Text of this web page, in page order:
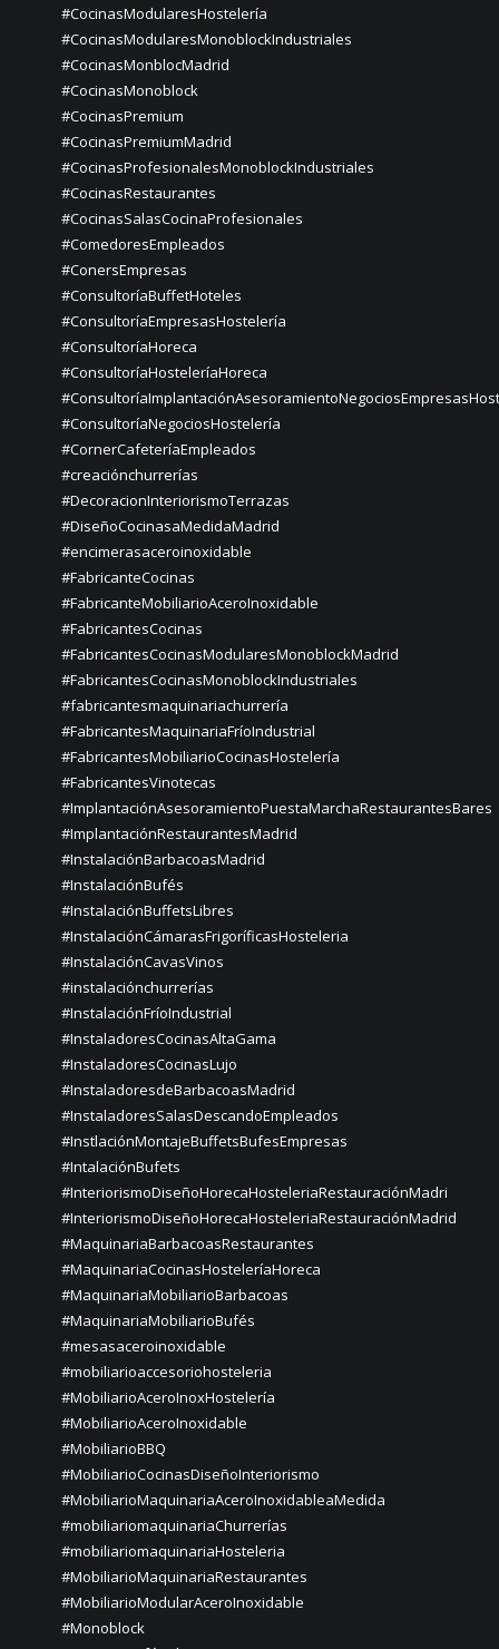
#CocinasModularesHostelería
#CocinasModularesMonoblockIndustriales
#CocinasMonblocMadrid
#CocinasMonoblock
#CocinasPremium
#CocinasPremiumMadrid
#CocinasProfesionalesMonoblockIndustriales
#CocinasRestaurantes
#CocinasSalasCocinaProfesionales
#ComedoresEmpleados
#ConersEmpresas
#ConsultoríaBuffetHoteles
#ConsultoríaEmpresasHostelería
#ConsultoríaHoreca
#ConsultoríaHosteleríaHoreca
#ConsultoríaNegociosHostelería
#CornerCafeteríaEmpleados
#creaciónchurrerías
#DecoracionInteriorismoTerrazas
#DiseñoCocinasaMedidaMadrid
#encimerasaceroinoxidable
#FabricanteCocinas
#FabricanteMobiliarioAceroInoxidable
#FabricantesCocinas
#FabricantesCocinasModularesMonoblockMadrid
#FabricantesCocinasMonoblockIndustriales
#fabricantesmaquinariachurrería
#FabricantesMaquinariaFríoIndustrial
#FabricantesMobiliarioCocinasHostelería
#FabricantesVinotecas
#ImplantaciónAsesoramientoPuestaMarchaRestaurantesBares
#ImplantaciónRestaurantesMadrid
#InstalaciónBarbacoasMadrid
#InstalaciónBufés
#InstalaciónBuffetsLibres
#InstalaciónCámarasFrigoríficasHosteleria
#InstalaciónCavasVinos
#instalaciónchurrerías
#InstalaciónFríoIndustrial
#InstaladoresCocinasAltaGama
#InstaladoresCocinasLujo
#InstaladoresdeBarbacoasMadrid
#InstaladoresSalasDescandoEmpleados
#InstlaciónMontajeBuffetsBufesEmpresas
#IntalaciónBufets
#InteriorismoDiseñoHorecaHosteleriaRestauraciónMadri
#InteriorismoDiseñoHorecaHosteleriaRestauraciónMadrid
#MaquinariaBarbacoasRestaurantes
#MaquinariaCocinasHosteleríaHoreca
#MaquinariaMobiliarioBarbacoas
#MaquinariaMobiliarioBufés
#mesasaceroinoxidable
#mobiliarioaccesoriohosteleria
#MobiliarioAceroInoxHostelería
#MobiliarioAceroInoxidable
#MobiliarioBBQ
#MobiliarioCocinasDiseñoInteriorismo
#MobiliarioMaquinariaAceroInoxidableaMedida
#mobiliariomaquinariaChurrerías
#mobiliariomaquinariaHosteleria
#MobiliarioMaquinariaRestaurantes
#MobiliarioModularAceroInoxidable
#Monoblock